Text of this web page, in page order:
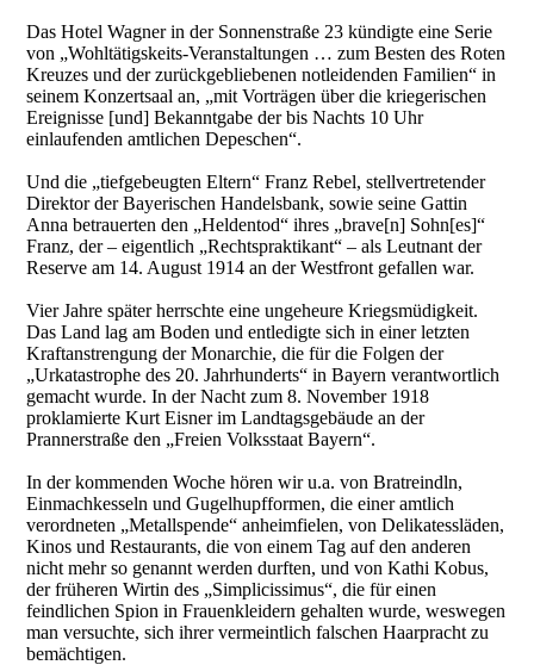
Das Hotel Wagner in der Sonnenstraße 23 kündigte eine Serie
von „Wohltätigskeits-Veranstaltungen … zum Besten des Roten
Kreuzes und der zurückgebliebenen notleidenden Familien“ in
seinem Konzertsaal an, „mit Vorträgen über die kriegerischen
Ereignisse [und] Bekanntgabe der bis Nachts 10 Uhr
einlaufenden amtlichen Depeschen“.
Und die „tiefgebeugten Eltern“ Franz Rebel, stellvertretender
Direktor der Bayerischen Handelsbank, sowie seine Gattin
Anna betrauerten den „Heldentod“ ihres „brave[n] Sohn[es]“
Franz, der – eigentlich „Rechtspraktikant“ – als Leutnant der
Reserve am 14. August 1914 an der Westfront gefallen war.
Vier Jahre später herrschte eine ungeheure Kriegsmüdigkeit.
Das Land lag am Boden und entledigte sich in einer letzten
Kraftanstrengung der Monarchie, die für die Folgen der
„Urkatastrophe des 20. Jahrhunderts“ in Bayern verantwortlich
gemacht wurde. In der Nacht zum 8. November 1918
proklamierte Kurt Eisner im Landtagsgebäude an der
Prannerstraße den „Freien Volksstaat Bayern“.
In der kommenden Woche hören wir u.a. von Bratreindln,
Einmachkesseln und Gugelhupfformen, die einer amtlich
verordneten „Metallspende“ anheimfielen, von Delikatessläden,
Kinos und Restaurants, die von einem Tag auf den anderen
nicht mehr so genannt werden durften, und von Kathi Kobus,
der früheren Wirtin des „Simplicissimus“, die für einen
feindlichen Spion in Frauenkleidern gehalten wurde, weswegen
man versuchte, sich ihrer vermeintlich falschen Haarpracht zu
bemächtigen.